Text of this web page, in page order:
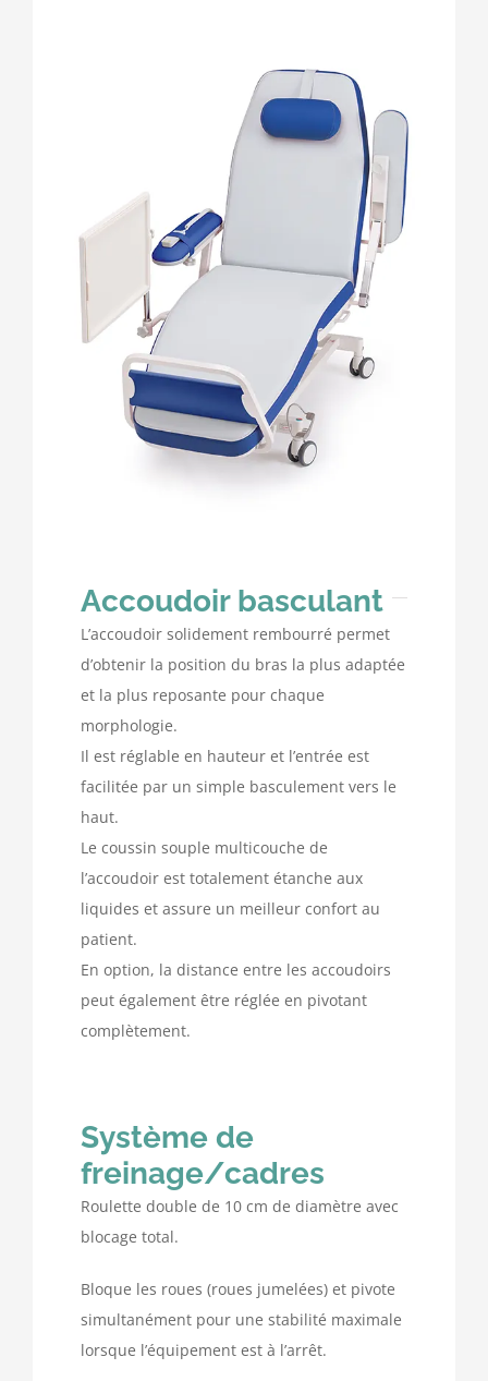
Accoudoir basculant
L’accoudoir solidement rembourré permet
d’obtenir la position du bras la plus adaptée
et la plus reposante pour chaque
morphologie.
Il est réglable en hauteur et l’entrée est
facilitée par un simple basculement vers le
haut.
Le coussin souple multicouche de
l’accoudoir est totalement étanche aux
liquides et assure un meilleur confort au
patient.
En option, la distance entre les accoudoirs
peut également être réglée en pivotant
complètement.
Système de
freinage/cadres
Roulette double de 10 cm de diamètre avec
blocage total.
Bloque les roues (roues jumelées) et pivote
simultanément pour une stabilité maximale
lorsque l’équipement est à l’arrêt.